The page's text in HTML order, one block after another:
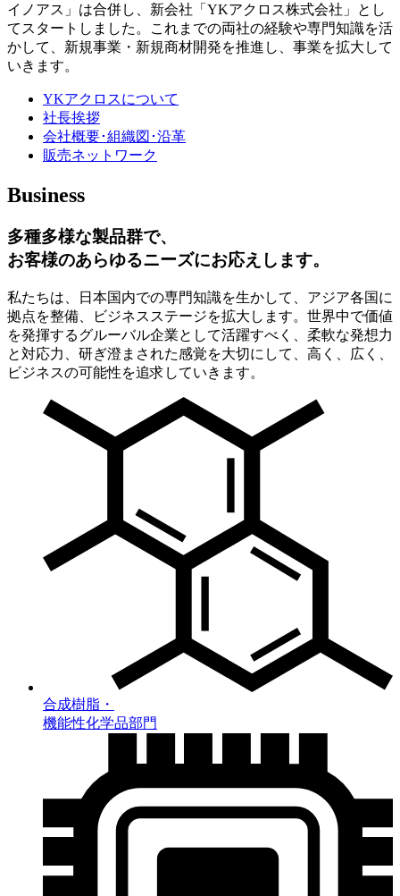
イノアス」は合併し、新会社「YKアクロス株式会社」とし
てスタートしました。これまでの両社の経験や専門知識を活
かして、新規事業・新規商材開発を推進し、事業を拡大して
いきます。
YKアクロスについて
社長挨拶
会社概要･組織図･沿革
販売ネットワーク
Business
多種多様な製品群で、
お客様のあらゆるニーズにお応えします。
私たちは、日本国内での専門知識を生かして、アジア各国に
拠点を整備、ビジネスステージを拡大します。世界中で価値
を発揮するグルーバル企業として活躍すべく、柔軟な発想力
と対応力、研ぎ澄まされた感覚を大切にして、高く、広く、
ビジネスの可能性を追求していきます。
合成樹脂・
機能性化学品部門